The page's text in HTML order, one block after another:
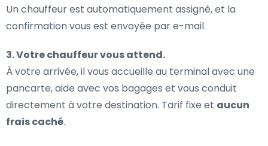
Un chauffeur est automatiquement assigné, et la
confirmation vous est envoyée par e-mail.
3. Votre chauffeur vous attend.
À votre arrivée, il vous accueille au terminal avec une
pancarte, aide avec vos bagages et vous conduit
directement à votre destination. Tarif fixe et aucun
frais caché.